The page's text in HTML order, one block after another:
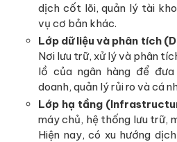
dịch cốt lõi, quản lý tài
vụ cơ bản khác.
Lớp dữ liệu và phân tích
Nơi lưu trữ, xử lý và phân
lồ của ngân hàng để
doanh, quản lý rủi ro và cá
Lớp hạ tầng
máy chủ, hệ thống lưu trữ,
Hiện nay, có xu hướng